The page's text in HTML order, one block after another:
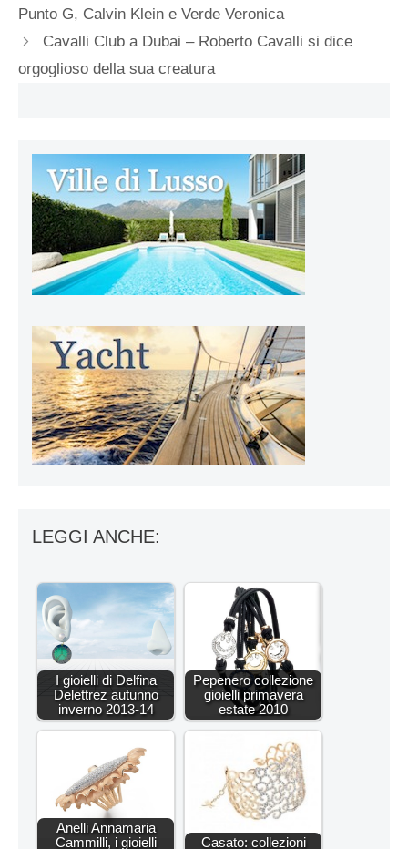
Punto G, Calvin Klein e Verde Veronica
Cavalli Club a Dubai – Roberto Cavalli si dice
orgoglioso della sua creatura
LEGGI ANCHE:
I gioielli di Delfina
Delettrez autunno
inverno 2013-14
Pepenero collezione
gioielli primavera
estate 2010
Anelli Annamaria
Cammilli, i gioielli
Casato: collezioni